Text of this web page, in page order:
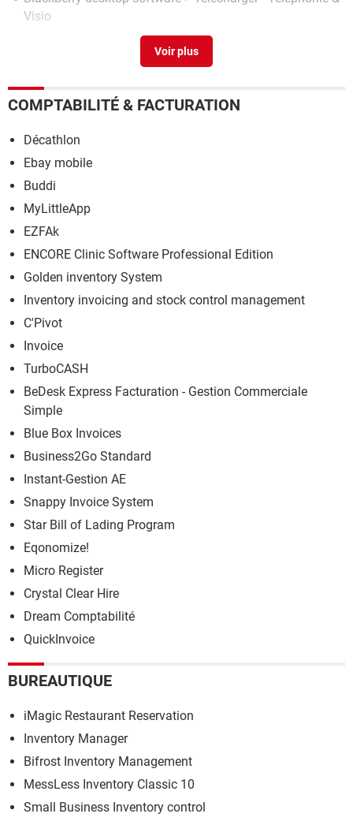
Visio
Amd software c'est quoi>Forum Logiciels
COMPTABILITÉ & FACTURATION
Décathlon
Ebay mobile
Buddi
MyLittleApp
EZFAk
ENCORE Clinic Software Professional Edition
Golden inventory System
Inventory invoicing and stock control management
C'Pivot
Invoice
TurboCASH
BeDesk Express Facturation - Gestion Commerciale
Simple
Blue Box Invoices
Business2Go Standard
Instant-Gestion AE
Snappy Invoice System
Star Bill of Lading Program
Eqonomize!
Micro Register
Crystal Clear Hire
Dream Comptabilité
QuickInvoice
BUREAUTIQUE
iMagic Restaurant Reservation
Inventory Manager
Bifrost Inventory Management
MessLess Inventory Classic 10
Small Business Inventory control